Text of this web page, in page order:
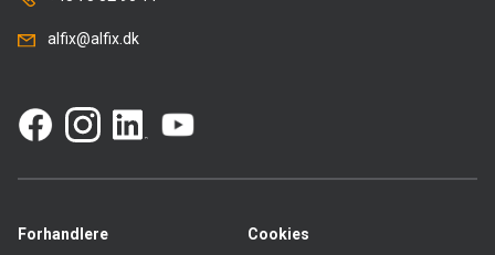
alfix@alfix.dk
Forhandlere
Cookies